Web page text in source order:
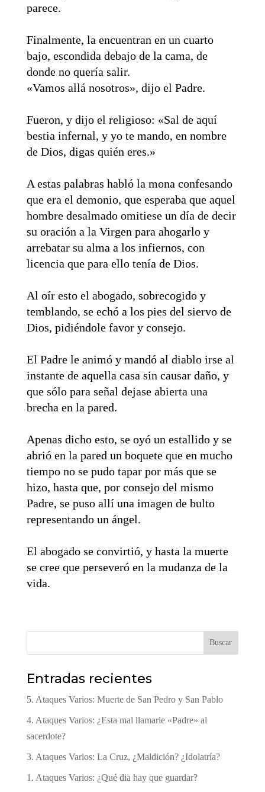
parece.
Finalmente, la encuentran en un cuarto
bajo, escondida debajo de la cama, de
donde no quería salir.
«Vamos allá nosotros», dijo el Padre.
Fueron, y dijo el religioso: «Sal de aquí
bestia infernal, y yo te mando, en nombre
de Dios, digas quién eres.»
A estas palabras habló la mona confesando
que era el demonio, que esperaba que aquel
hombre desalmado omitiese un día de decir
su oración a la Virgen para ahogarlo y
arrebatar su alma a los infiernos, con
licencia que para ello tenía de Dios.
Al oír esto el abogado, sobrecogido y
temblando, se echó a los pies del siervo de
Dios, pidiéndole favor y consejo.
El Padre le animó y mandó al diablo irse al
instante de aquella casa sin causar daño, y
que sólo para señal dejase abierta una
brecha en la pared.
Apenas dicho esto, se oyó un estallido y se
abrió en la pared un boquete que en mucho
tiempo no se pudo tapar por más que se
hizo, hasta que, por consejo del mismo
Padre, se puso allí una imagen de bulto
representando un ángel.
El abogado se convirtió, y hasta la muerte
se cree que perseveró en la mudanza de la
vida.
Buscar
Entradas recientes
5. Ataques Varios: Muerte de San Pedro y San Pablo
4. Ataques Varios: ¿Esta mal llamarle «Padre» al
sacerdote?
3. Ataques Varios: La Cruz, ¿Maldición? ¿Idolatría?
1. Ataques Varios: ¿Qué dia hay que guardar?